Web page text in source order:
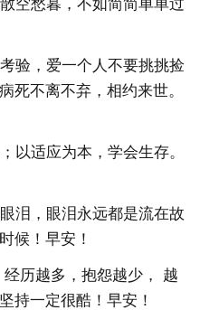
空愁暮，不如简简单单过
验，爱一个人不要挑挑捡
死不离不弃，相约来世。
以适应为本，学会生存。
泪，眼泪永远都是流在故
候！早安！
历越多，抱怨越少， 越
持一定很酷！早安！